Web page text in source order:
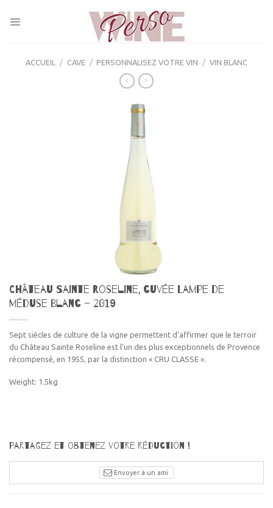
ACCUEIL / CAVE / PERSONNALISEZ VOTRE VIN / VIN BLANC
Château Sainte Roseline, cuvée Lampe de
Méduse Blanc – 2019
Sept siècles de culture de la vigne permettent d’affirmer que le terroir
du Château Sainte Roseline est l’un des plus exceptionnels de Provence
récompensé, en 1955, par la distinction « CRU CLASSE ».
Weight: 1.5kg
Partagez et obtenez votre réduction !
Envoyer à un ami